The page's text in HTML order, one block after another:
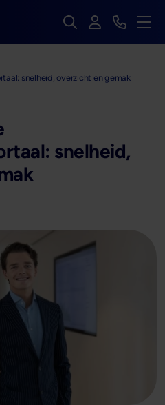
Zoek op de hele
InloggenBekijk
Menu
Vastgoedfinancieringen
snelheid, overzicht en gemak
snelheid,